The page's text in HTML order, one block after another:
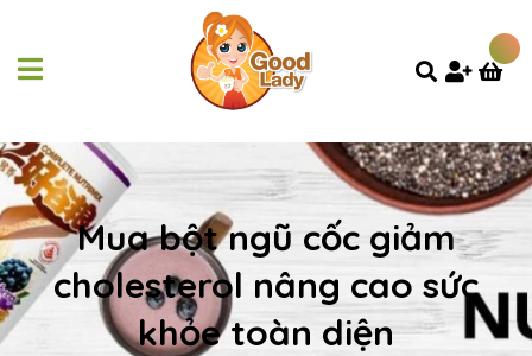
Mua bột ngũ cốc giảm
cholesterol nâng cao sức
khỏe toàn diện